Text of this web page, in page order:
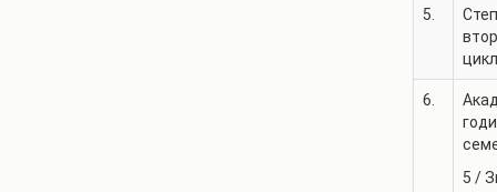
5.
6.
5 /